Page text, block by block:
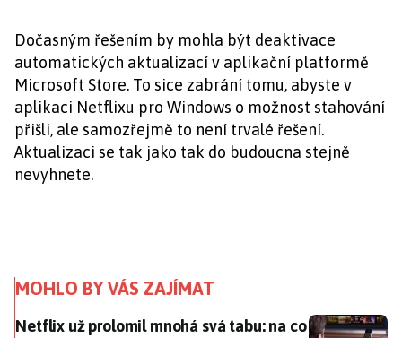
Dočasným řešením by mohla být deaktivace
automatických aktualizací v aplikační platformě
Microsoft Store. To sice zabrání tomu, abyste v
aplikaci Netflixu pro Windows o možnost stahování
přišli, ale samozřejmě to není trvalé řešení.
Aktualizaci se tak jako tak do budoucna stejně
nevyhnete.
MOHLO BY VÁS ZAJÍMAT
Netflix už prolomil mnohá svá tabu: na co dalšího se
Netflix už prolomil mnohá svá tabu: na co